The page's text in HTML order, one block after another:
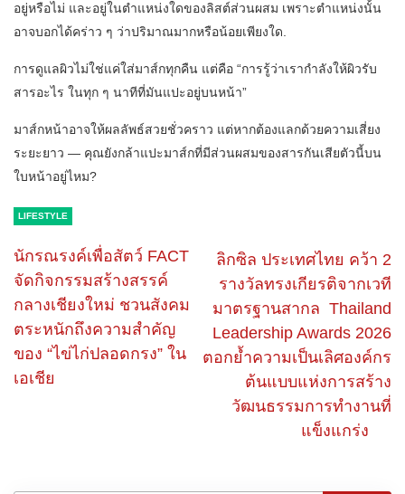
อยู่หรือไม่ และอยู่ในตำแหน่งใดของลิสต์ส่วนผสม เพราะตำแหน่งนั้น
อาจบอกได้คร่าว ๆ ว่าปริมาณมากหรือน้อยเพียงใด.
การดูแลผิวไม่ใช่แค่ใส่มาส์กทุกคืน แต่คือ “การรู้ว่าเรากำลังให้ผิวรับ
สารอะไร ในทุก ๆ นาทีที่มันแปะอยู่บนหน้า”
มาส์กหน้าอาจให้ผลลัพธ์สวยชั่วคราว แต่หากต้องแลกด้วยความเสี่ยง
ระยะยาว — คุณยังกล้าแปะมาส์กที่มีส่วนผสมของสารกันเสียตัวนี้บน
ใบหน้าอยู่ไหม?
LIFESTYLE
นักรณรงค์เพื่อสัตว์ FACT
จัดกิจกรรมสร้างสรรค์
กลางเชียงใหม่ ชวนสังคม
ตระหนักถึงความสำคัญ
ของ “ไข่ไก่ปลอดกรง” ใน
เอเชีย
ลิกซิล ประเทศไทย คว้า 2
รางวัลทรงเกียรติจากเวที
มาตรฐานสากล Thailand
Leadership Awards 2026
ตอกย้ำความเป็นเลิศองค์กร
ต้นแบบแห่งการสร้าง
วัฒนธรรมการทำงานที่
แข็งแกร่ง